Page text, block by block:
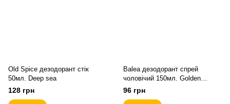
Old Spice дезодорант стік
50мл. Deep sea
128 грн
Balea дезодорант спрей
чоловічий 150мл. Golden
Intense.
96 грн